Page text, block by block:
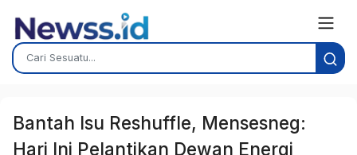
Bantah Isu Reshuffle, Mensesneg:
Hari Ini Pelantikan Dewan Energi